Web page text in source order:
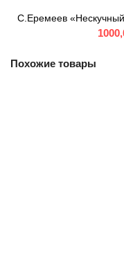
С.Еремеев «Нескучный
Похожие товары